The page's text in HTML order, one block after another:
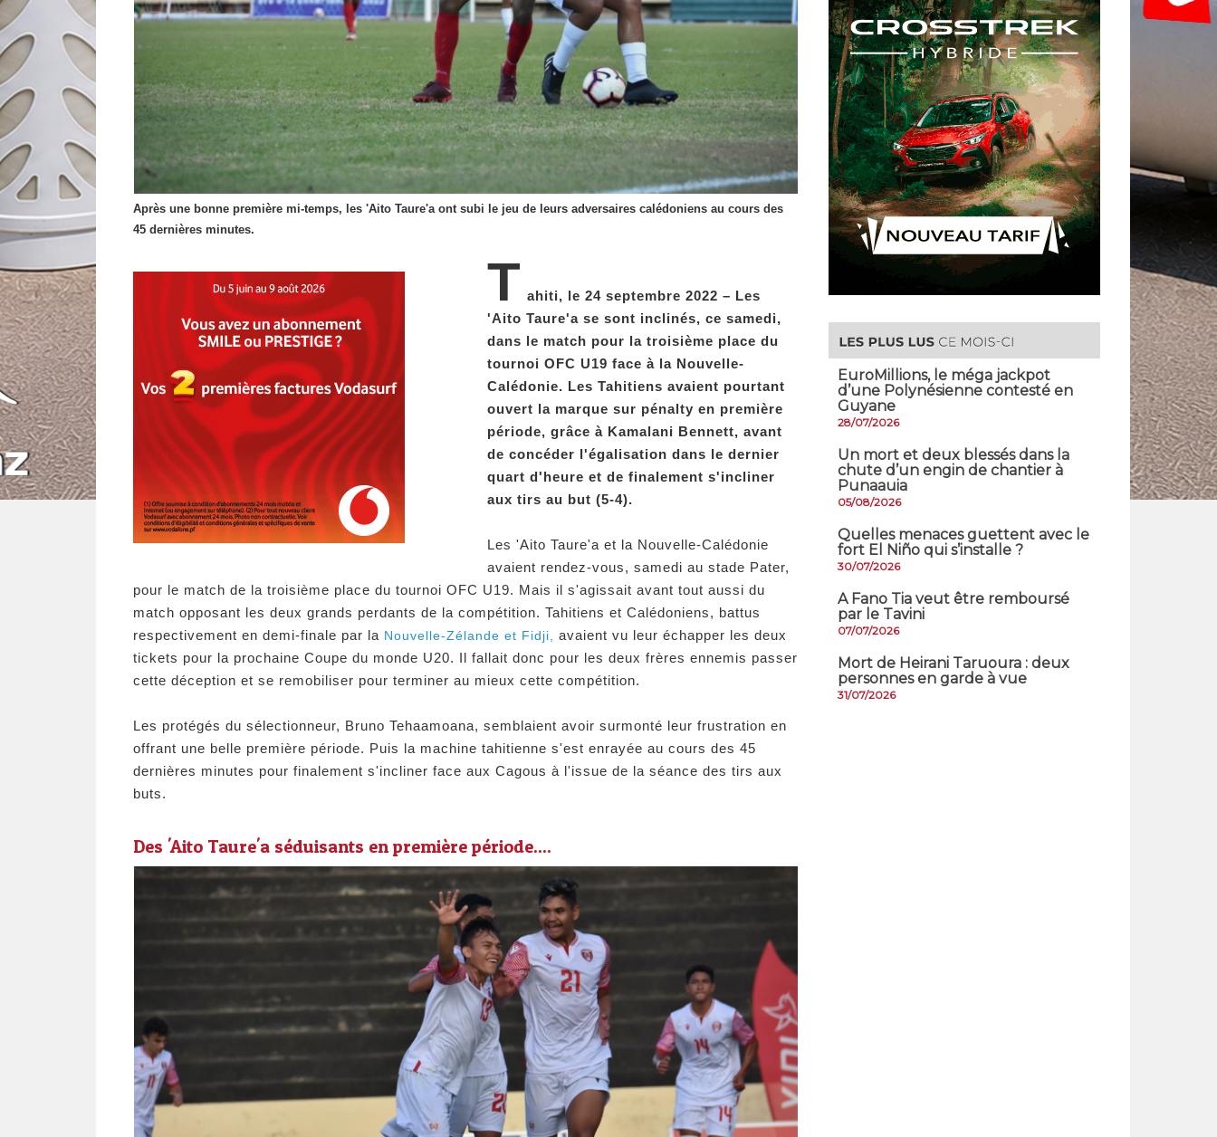
Après une bonne première mi-temps, les 'Aito Taure'a ont subi le jeu de leurs adversaires calédoniens au cours des
45 dernières minutes.
T ahiti, le 24 septembre 2022 – Les
'Aito Taure'a se sont inclinés, ce samedi,
dans le match pour la troisième place du
tournoi OFC U19 face à la Nouvelle-
Calédonie. Les Tahitiens avaient pourtant
ouvert la marque sur pénalty en première
période, grâce à Kamalani Bennett, avant
de concéder l'égalisation dans le dernier
quart d'heure et de finalement s'incliner
aux tirs au but (5-4).
Les 'Aito Taure'a et la Nouvelle-Calédonie
avaient rendez-vous, samedi au stade Pater,
pour le match de la troisième place du tournoi OFC U19. Mais il s'agissait avant tout aussi du
match opposant les deux grands perdants de la compétition. Tahitiens et Calédoniens, battus
respectivement en demi-finale par la Nouvelle-Zélande et Fidji, avaient vu leur échapper les deux
tickets pour la prochaine Coupe du monde U20. Il fallait donc pour les deux frères ennemis passer
cette déception et se remobiliser pour terminer au mieux cette compétition.
Les protégés du sélectionneur, Bruno Tehaamoana, semblaient avoir surmonté leur frustration en
offrant une belle première période. Puis la machine tahitienne s'est enrayée au cours des 45
dernières minutes pour finalement s'incliner face aux Cagous à l'issue de la séance des tirs aux
buts.
Des 'Aito Taure'a séduisants en première période....
EuroMillions, ​le méga jackpot
d’une Polynésienne contesté en
Guyane
28/07/2026
​Un mort et deux blessés dans la
chute d’un engin de chantier à
Punaauia
05/08/2026
Quelles menaces guettent avec le
fort El Niño qui s’installe ?
30/07/2026
A Fano Tia veut être remboursé
par le Tavini
07/07/2026
Mort de Heirani Taruoura : deux
personnes en garde à vue
31/07/2026